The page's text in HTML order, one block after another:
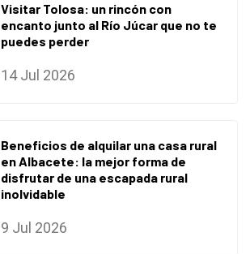
Visitar Tolosa: un rincón con
encanto junto al Río Júcar que no te
puedes perder
14 Jul 2026
Beneficios de alquilar una casa rural
en Albacete: la mejor forma de
disfrutar de una escapada rural
inolvidable
9 Jul 2026